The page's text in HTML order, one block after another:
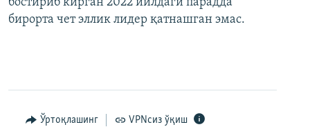
бирорта чет эллик лидер қатнашган эмас.
Ўртоқлашинг VPNсиз ўқиш